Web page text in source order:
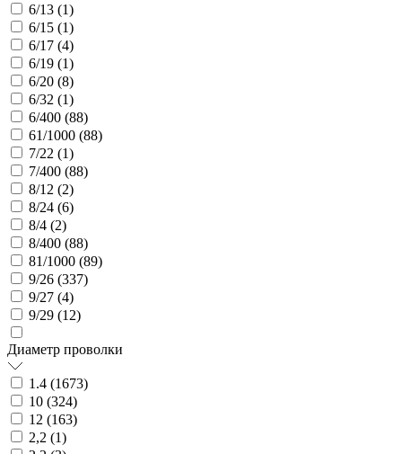
6/13 (1)
6/15 (1)
6/17 (4)
6/19 (1)
6/20 (8)
6/32 (1)
6/400 (88)
61/1000 (88)
7/22 (1)
7/400 (88)
8/12 (2)
8/24 (6)
8/4 (2)
8/400 (88)
81/1000 (89)
9/26 (337)
9/27 (4)
9/29 (12)
Диаметр проволки
1.4 (1673)
10 (324)
12 (163)
2,2 (1)